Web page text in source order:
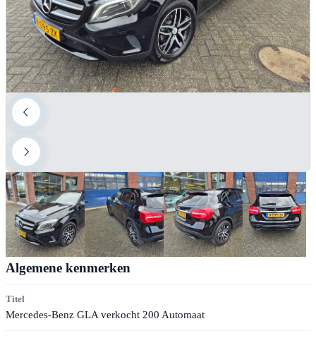
Algemene kenmerken
Titel
Mercedes-Benz GLA verkocht 200 Automaat